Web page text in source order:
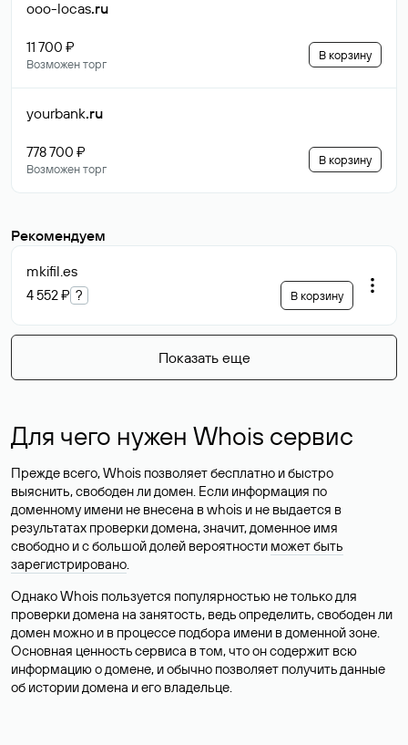
ooo-locas.ru
11 700 ₽
Возможен торг
В корзину
yourbank.ru
778 700 ₽
Возможен торг
В корзину
Рекомендуем
mkifil.es
4 552 ₽ ? В корзину
Показать еще
Для чего нужен Whois сервис
Прежде всего, Whois позволяет бесплатно и быстро
выяснить, свободен ли домен. Если информация по
доменному имени не внесена в whois и не выдается в
результатах проверки домена, значит, доменное имя
свободно и с большой долей вероятности может быть
зарегистрировано.
Однако Whois пользуется популярностью не только для
проверки домена на занятость, ведь определить, свободен ли
домен можно и в процессе подбора имени в доменной зоне.
Основная ценность сервиса в том, что он содержит всю
информацию о домене, и обычно позволяет получить данные
об истории домена и его владельце.